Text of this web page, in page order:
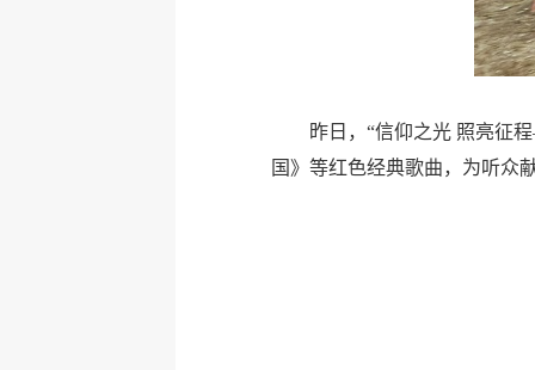
昨日，“信仰之光 照亮征
国》等红色经典歌曲，为听众